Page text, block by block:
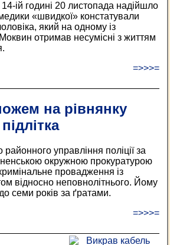
ій годині 20 листопада надійшло
«швидкої» констатували
який на одному із
отримав несумісні з життям
=>>>=
на рівнянку
районного управління поліції за
окружною прокуратурою
провадження із
відносно неповнолітнього. Йому
семи років за ґратами.
=>>>=